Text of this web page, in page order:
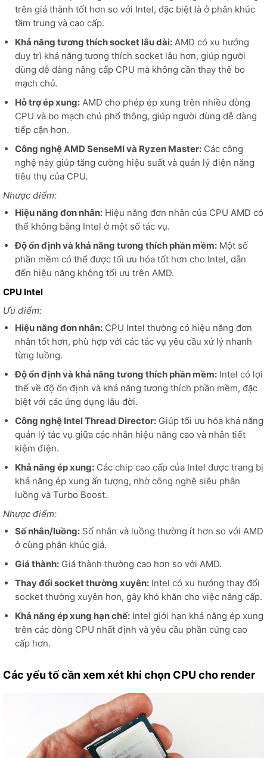
trên giá thành tốt hơn so với Intel, đặc biệt là ở phân khúc
tầm trung và cao cấp.
Khả năng tương thích socket lâu dài:AMD có xu hướng
duy trì khả năng tương thích socket lâu hơn, giúp người
dùng dễ dàng nâng cấp CPU mà không cần thay thế bo
mạch chủ.
Hỗ trợ ép xung:AMD cho phép ép xung trên nhiều dòng
CPU và bo mạch chủ phổ thông, giúp người dùng dễ dàng
tiếp cận hơn.
Công nghệ AMD SenseMI và Ryzen Master:Các công
nghệ này giúp tăng cường hiệu suất và quản lý điện năng
tiêu thụ của CPU.
Nhược điểm:
Hiệu năng đơn nhân:Hiệu năng đơn nhân của CPU AMD có
thể không bằng Intel ở một số tác vụ.
Độ ổn định và khả năng tương thích phần mềm:Một số
phần mềm có thể được tối ưu hóa tốt hơn cho Intel, dẫn
đến hiệu năng không tối ưu trên AMD.
CPU Intel
Ưu điểm:
Hiệu năng đơn nhân:CPU Intel thường có hiệu năng đơn
nhân tốt hơn, phù hợp với các tác vụ yêu cầu xử lý nhanh
từng luồng.
Độ ổn định và khả năng tương thích phần mềm:Intel có lợi
thế về độ ổn định và khả năng tương thích phần mềm, đặc
biệt với các ứng dụng lâu đời.
Công nghệ Intel Thread Director:Giúp tối ưu hóa khả năng
quản lý tác vụ giữa các nhân hiệu năng cao và nhân tiết
kiệm điện.
Khả năng ép xung:Các chip cao cấp của Intel được trang bị
khả năng ép xung ấn tượng, nhờ công nghệ siêu phân
luồng và Turbo Boost.
Nhược điểm:
Số nhân/luồng:Số nhân và luồng thường ít hơn so với AMD
ở cùng phân khúc giá.
Giá thành:Giá thành thường cao hơn so với AMD.
Thay đổi socket thường xuyên:Intel có xu hướng thay đổi
socket thường xuyên hơn, gây khó khăn cho việc nâng cấp.
Khả năng ép xung hạn chế:Intel giới hạn khả năng ép xung
trên các dòng CPU nhất định và yêu cầu phần cứng cao
cấp hơn.
Các yếu tố cần xem xét khi chọn CPU cho render